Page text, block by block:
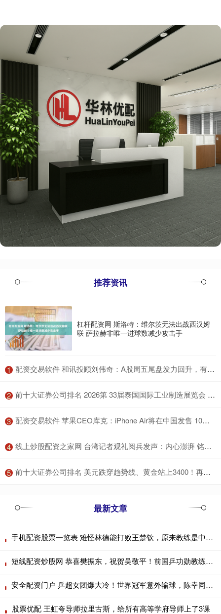
推荐资讯
杠杆配资网 斯洛特：维尔茨无法出战西汉姆
联 萨拉赫非唯一进球数减少攻击手
1 ​配资交易软件 和讯投顾刘伟奇：A股周五尾盘发力回升，有信号但不动摇，下周能稳步向前吗？
2 ​前十大证券公司排名 2026第 33届泰国国际工业制造展览会 &东南亚最大的工业制造展！
3 ​配资交易软件 苹果CEO库克：iPhone Air将在中国发售 10月17日开启预定
4 ​线上炒股配资之家网 台湾记者观礼阅兵发声：内心澎湃 铭记历史珍爱和平
5 ​前十大证券公司排名 美元跌穿趋势线、黄金站上3400！再谈美联储降息预期催热资产，怎么布局不踏空？
最新文章
手机配资股票一览表 难怪林德能打败王楚钦，原来教练是中国人，竟是我们熟悉的他
短线配资炒股网 恭喜樊振东，祝贺吴敬平！前国乒功勋教练做出重要决定：师徒重逢
安全配资门户 乒超女团爆大冷！世界冠军意外输球，陈幸同蒯曼速胜拿分，孙颖莎缺席
股票优配 王虹夸导师拉里古斯，给所有高等学府导师上了3课